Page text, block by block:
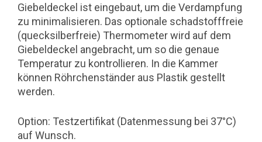
Giebeldeckel ist eingebaut, um die Verdampfung
zu minimalisieren. Das optionale schadstofffreie
(quecksilberfreie) Thermometer wird auf dem
Giebeldeckel angebracht, um so die genaue
Temperatur zu kontrollieren. In die Kammer
können Röhrchenständer aus Plastik gestellt
werden.
Option: Testzertifikat (Datenmessung bei 37°C)
auf Wunsch.